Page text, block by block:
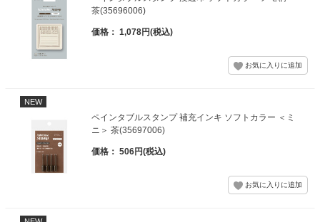
茶(35696006)
価格： 1,078円(税込)
NEW
ペインタブルスタンプ 補充インキ ソフトカラー ＜ミ
ニ＞ 茶(35697006)
価格： 506円(税込)